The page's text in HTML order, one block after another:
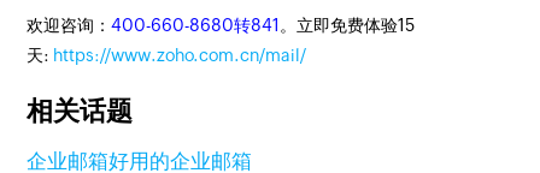
欢迎咨询：400-660-8680转841 。立即免费体验15
天: https://www.zoho.com.cn/mail/
相关话题
企业邮箱好用的企业邮箱